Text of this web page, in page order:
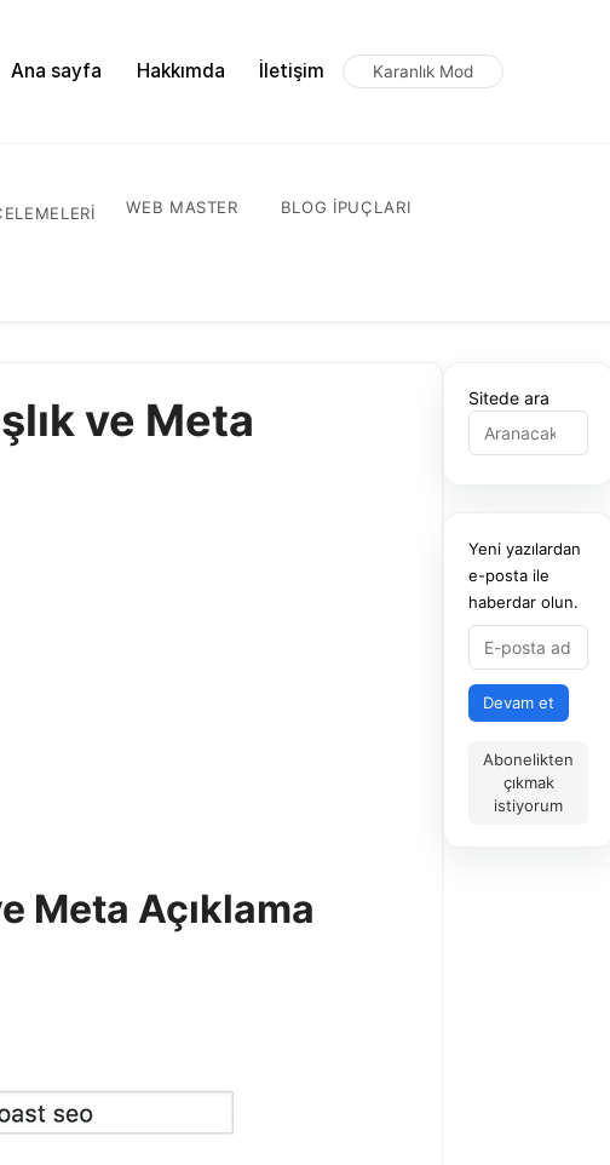
Ana sayfa Hakkımda İletişim Karanlık Mod
WEB MASTER BLOG IPUÇLARI
ve Meta
Meta Açıklama
Sitede ara
Yeni yazılardan
e-posta ile
haberdar olun.
Devam et
Abonelikten
çıkmak
istiyorum